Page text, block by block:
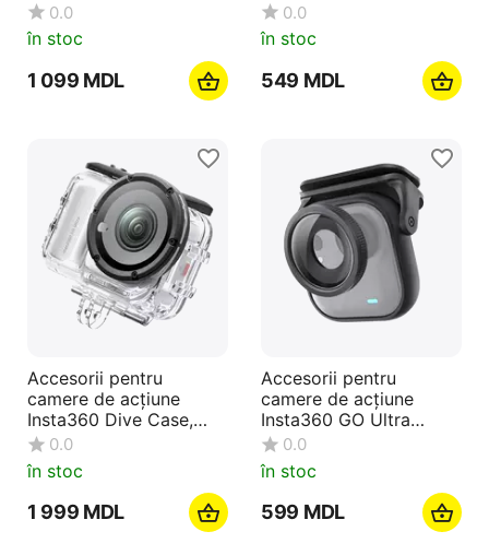
0.0
în stoc
1 099 MDL
0.0
în stoc
‍549‍ MDL
Accesorii pentru
camere de acțiune
Insta360 Dive Case,
Transparent
0.0
în stoc
1 999 MDL
Accesorii pentru
camere de acțiune
Insta360 GO Ultra
Toddler Titan Kit, Negru
0.0
în stoc
‍599‍ MDL